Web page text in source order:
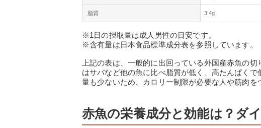
脂質 3.4g
※1日の摂取量は成人男性の目安です。
※含有量は日本食品標準成分表を参照しています。
上記の表は、一般的に出回っている外国産赤魚の
はサバなど他の魚に比べ脂質が低く、高たんぱく
量も少ないため、カロリー制限が必要な人や筋肉を
赤魚の栄養成分と効能は？ダ